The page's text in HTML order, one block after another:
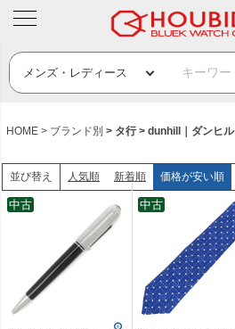
HOME ブランド別 タ行 dunhill｜ダンヒル
並び替え 人気順 新着順 価格が安い順
中古 中古